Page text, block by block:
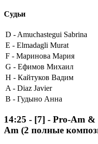
Судьи
D - Amuchastegui Sabrina
E - Elmadagli Murat
F - Маринова Мария
G - Ефимов Михаил
H - Кайтуков Вадим
A - Diaz Javier
B - Гудыно Анна
14:25 - [7] - Pro-Am &
Am (2 полные